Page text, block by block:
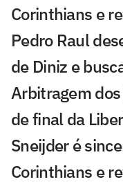
Corinthians e
Pedro Raul
de Diniz e
Arbitragem
de final da
Sneijder é
Corinthians e